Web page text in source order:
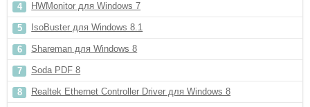
HWMonitor для Windows 7
IsoBuster для Windows 8.1
Shareman для Windows 8
Soda PDF 8
Realtek Ethernet Controller Driver для Windows 8